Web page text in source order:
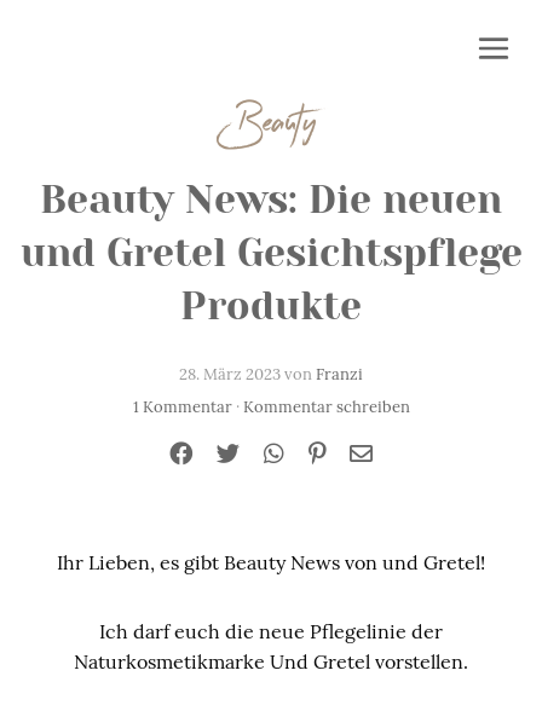
Beauty
Beauty News: Die neuen
und Gretel Gesichtspflege
Produkte
28. März 2023 vonFranzi
1 Kommentar· Kommentar schreiben
Ihr Lieben, es gibt Beauty News von und Gretel!
Ich darf euch die neue Pflegelinie der
Naturkosmetikmarke Und Gretel vorstellen.